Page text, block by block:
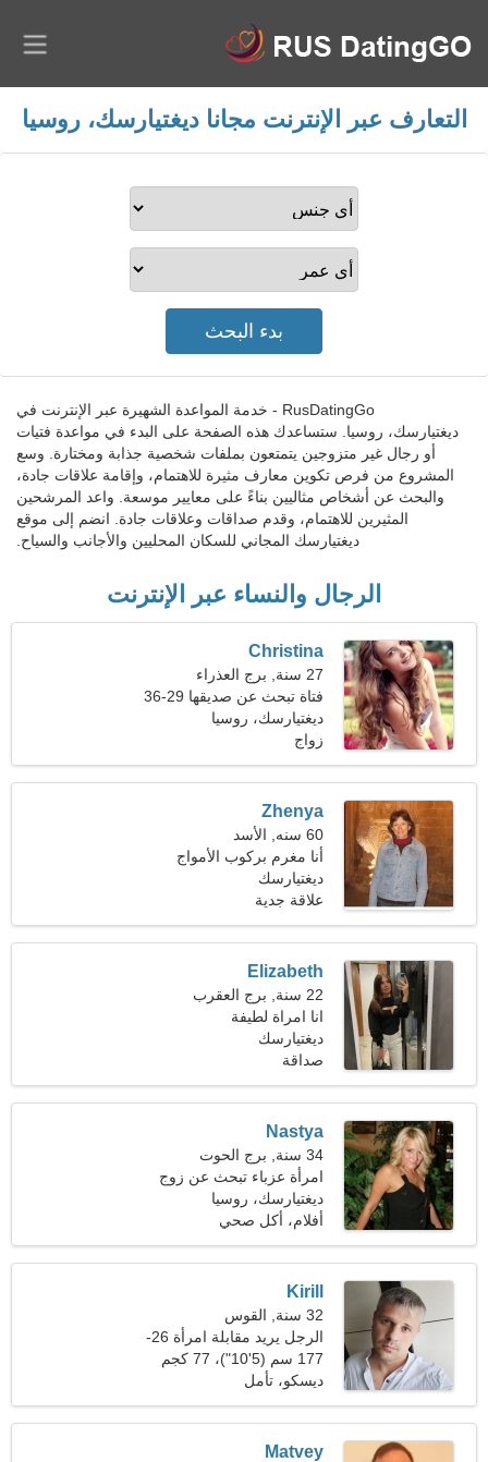
التعارف عبر الإنترنت مجانا ديغتيارسك، روسيا
RusDatingGo - خدمة المواعدة الشهيرة عبر الإنترنت في
ديغتيارسك، روسيا. ستساعدك هذه الصفحة على البدء في مواعدة فتيات
أو رجال غير متزوجين يتمتعون بملفات شخصية جذابة ومختارة. وسع
المشروع من فرص تكوين معارف مثيرة للاهتمام، وإقامة علاقات جادة،
والبحث عن أشخاص مثاليين بناءً على معايير موسعة. واعد المرشحين
المثيرين للاهتمام، وقدم صداقات وعلاقات جادة. انضم إلى موقع
ديغتيارسك المجاني للسكان المحليين والأجانب والسياح.
الرجال والنساء عبر الإنترنت
Christina
27 سنة, برج العذراء
فتاة تبحث عن صديقها 29-36
ديغتيارسك، روسيا
زواج
Zhenya
60 سنه, الأسد
أنا مغرم بركوب الأمواج
والفن المسرحي
ديغتيارسك
علاقة جدية
Elizabeth
22 سنة, برج العقرب
انا امراة لطيفة
ديغتيارسك
صداقة
Nastya
34 سنة, برج الحوت
امرأة عزباء تبحث عن زوج
36-42
ديغتيارسك، روسيا
أفلام، أكل صحي
Kirill
32 سنة, القوس
الرجل يريد مقابلة امرأة 26-
30
177 سم (5'10")، 77 كجم
(169 رطلا)ديسكو، تأمل
Matvey